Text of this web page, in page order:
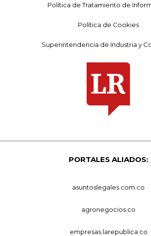
Política de Tratamiento de
Política de Cookies
Superintendencia de Industria y
PORTALES ALIADOS:
asuntoslegales.com.co
agronegocios.co
empresas.larepublica.co